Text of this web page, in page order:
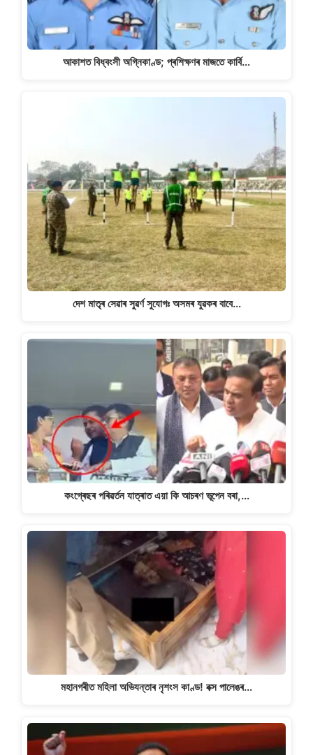
আকাশত বিধ্বংসী অগ্নিকাণ্ড; প্ৰশিক্ষণৰ মাজতে কাৰ্বি…
দেশ মাতৃৰ সেৱাৰ সুৱৰ্ণ সুযোগঃ অসমৰ যুৱকৰ বাবে…
কংগ্ৰেছৰ পৰিৱৰ্তন যাত্ৰাত এয়া কি আচৰণ ভূপেন বৰা,…
মহানগৰীত মহিলা অভিযন্তাৰ নৃশংস কাণ্ড! বক্স পালেঙৰ…